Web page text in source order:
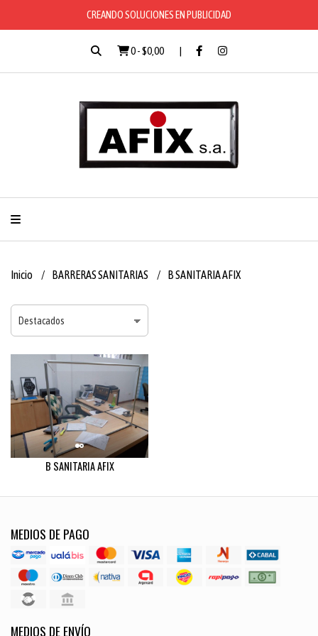
CREANDO SOLUCIONES EN PUBLICIDAD
0-$0,00
Inicio BARRERAS SANITARIAS B SANITARIA AFIX
B SANITARIA AFIX
MEDIOS DE PAGO
MEDIOS DE ENVÍO